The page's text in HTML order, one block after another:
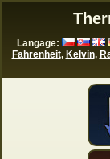
Langage:
Fahrenheit, Kelvin,